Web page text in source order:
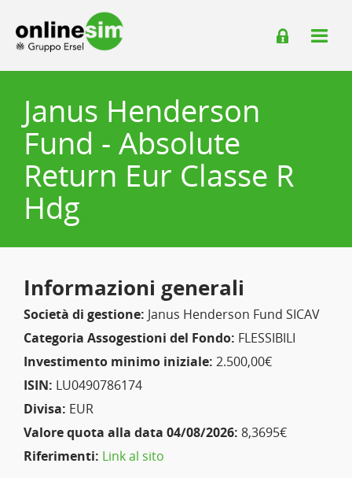
Janus Henderson
Fund - Absolute
Return Eur Classe R
Hdg
Informazioni generali
Società di gestione: Janus Henderson Fund SICAV
Categoria Assogestioni del Fondo: FLESSIBILI
Investimento minimo iniziale: 2.500,00€
ISIN: LU0490786174
Divisa: EUR
Valore quota alla data 04/08/2026: 8,3695€
Riferimenti: Link al sito